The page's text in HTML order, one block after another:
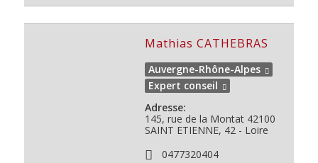
Mathias CATHEBRAS
Auvergne-Rhône-Alpes
Expert conseil
Adresse:
145, rue de la Montat 42100
SAINT ETIENNE, 42 - Loire
0477320404